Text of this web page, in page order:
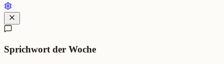
Sprichwort der Woche